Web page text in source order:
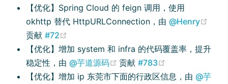
【优化】Spring Cloud 的 feign 调用，使用
okhttp 替代 HttpURLConnection，由@Henry
贡献#72
【优化】增加 system 和 infra 的代码覆盖率，提升
稳定性，由@芋道源码 (opens new window)
贡献#783
【优化】增加 ip 东莞市下面的行政区信息，由@芋